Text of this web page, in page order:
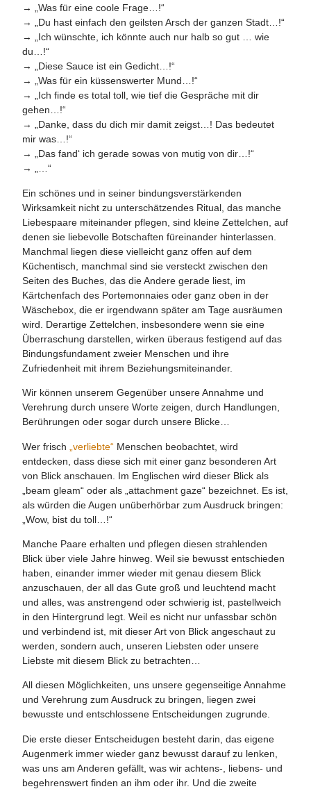
→ „Was für eine coole Frage…!“
→ „Du hast einfach den geilsten Arsch der ganzen Stadt…!“
→ „Ich wünschte, ich könnte auch nur halb so gut … wie
du…!“
→ „Diese Sauce ist ein Gedicht…!“
→ „Was für ein küssenswerter Mund…!“
→ „Ich finde es total toll, wie tief die Gespräche mit dir
gehen…!“
→ „Danke, dass du dich mir damit zeigst…! Das bedeutet
mir was…!“
→ „Das fand‘ ich gerade sowas von mutig von dir…!“
→ „…“
Ein schönes und in seiner bindungsverstärkenden
Wirksamkeit nicht zu unterschätzendes Ritual, das manche
Liebespaare miteinander pflegen, sind kleine Zettelchen, auf
denen sie liebevolle Botschaften füreinander hinterlassen.
Manchmal liegen diese vielleicht ganz offen auf dem
Küchentisch, manchmal sind sie versteckt zwischen den
Seiten des Buches, das die Andere gerade liest, im
Kärtchenfach des Portemonnaies oder ganz oben in der
Wäschebox, die er irgendwann später am Tage ausräumen
wird. Derartige Zettelchen, insbesondere wenn sie eine
Überraschung darstellen, wirken überaus festigend auf das
Bindungsfundament zweier Menschen und ihre
Zufriedenheit mit ihrem Beziehungsmiteinander.
Wir können unserem Gegenüber unsere Annahme und
Verehrung durch unsere Worte zeigen, durch Handlungen,
Berührungen oder sogar durch unsere Blicke…
Wer frisch „verliebte“ Menschen beobachtet, wird
entdecken, dass diese sich mit einer ganz besonderen Art
von Blick anschauen. Im Englischen wird dieser Blick als
„beam gleam“ oder als „attachment gaze“ bezeichnet. Es ist,
als würden die Augen unüberhörbar zum Ausdruck bringen:
„Wow, bist du toll…!“
Manche Paare erhalten und pflegen diesen strahlenden
Blick über viele Jahre hinweg. Weil sie bewusst entschieden
haben, einander immer wieder mit genau diesem Blick
anzuschauen, der all das Gute groß und leuchtend macht
und alles, was anstrengend oder schwierig ist, pastellweich
in den Hintergrund legt. Weil es nicht nur unfassbar schön
und verbindend ist, mit dieser Art von Blick angeschaut zu
werden, sondern auch, unseren Liebsten oder unsere
Liebste mit diesem Blick zu betrachten…
All diesen Möglichkeiten, uns unsere gegenseitige Annahme
und Verehrung zum Ausdruck zu bringen, liegen zwei
bewusste und entschlossene Entscheidungen zugrunde.
Die erste dieser Entscheidugen besteht darin, das eigene
Augenmerk immer wieder ganz bewusst darauf zu lenken,
was uns am Anderen gefällt, was wir achtens-, liebens- und
begehrenswert finden an ihm oder ihr. Und die zweite